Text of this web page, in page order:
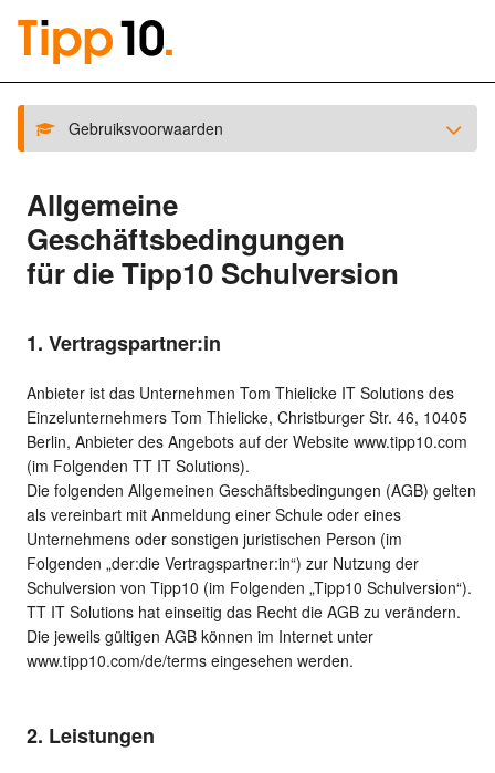
Gebruiksvoorwaarden
Allgemeine
Geschäftsbedingungen
für die Tipp10 Schulversion
1. Vertragspartner:in
Anbieter ist das Unternehmen Tom Thielicke IT Solutions des
Einzelunternehmers Tom Thielicke, Christburger Str. 46, 10405
Berlin, Anbieter des Angebots auf der Website www.tipp10.com
(im Folgenden TT IT Solutions).
Die folgenden Allgemeinen Geschäftsbedingungen (AGB) gelten
als vereinbart mit Anmeldung einer Schule oder eines
Unternehmens oder sonstigen juristischen Person (im
Folgenden „der:die Vertragspartner:in“) zur Nutzung der
Schulversion von Tipp10 (im Folgenden „Tipp10 Schulversion“).
TT IT Solutions hat einseitig das Recht die AGB zu verändern.
Die jeweils gültigen AGB können im Internet unter
www.tipp10.com/de/terms eingesehen werden.
2. Leistungen